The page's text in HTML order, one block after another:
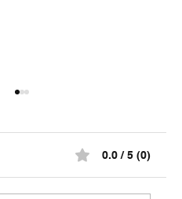
0.0 / 5 (0)